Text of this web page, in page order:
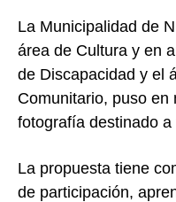
La Municipalidad de
área de Cultura y en
de Discapacidad y el
Comunitario, puso en
fotografía destinado
La propuesta tiene
de participación,